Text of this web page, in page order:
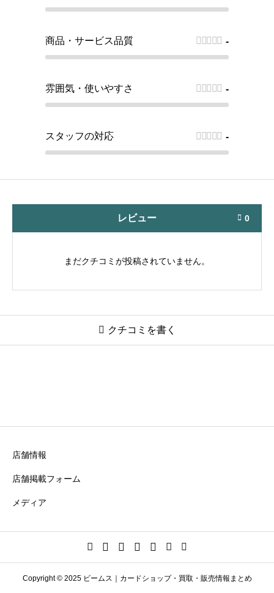
商品・サービス品質    -
雰囲気・使いやすさ    -
スタッフの対応    -
レビュー  0
まだクチコミが投稿されていません。
 クチコミを書く
星の数をお選びください  
店舗情報
店舗掲載フォーム
メディア
Copyright © 2025 ビームス｜カードショップ・買取・販売情報まとめ